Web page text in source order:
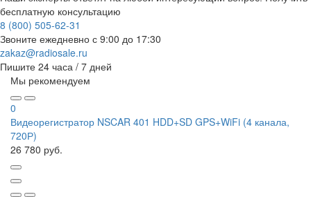
бесплатную консультацию
8 (800) 505-62-31
Звоните ежедневно с 9:00 до 17:30
zakaz@radiosale.ru
Пишите 24 часа / 7 дней
Мы рекомендуем
0
Видеорегистратор NSCAR 401 HDD+SD GPS+WiFi (4 канала,
720Р)
26 780 руб.